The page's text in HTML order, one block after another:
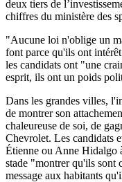
deux tiers de
chiffres du ministère des
"Aucune loi n'oblige un
font parce qu'ils ont
les candidats ont "une
esprit, ils ont un poids
Dans les grandes villes,
de montrer son
chaleureuse de soi, de
Chevrolet. Les candidats
Étienne ou Anne Hidalgo
stade "montrer qu'ils sont
message aux habitants